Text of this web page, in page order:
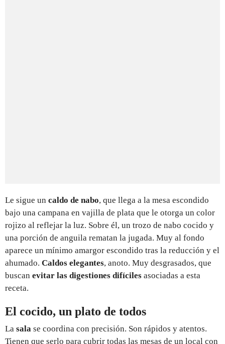
Le sigue un caldo de nabo, que llega a la mesa escondido
bajo una campana en vajilla de plata que le otorga un color
rojizo al reflejar la luz. Sobre él, un trozo de nabo cocido y
una porción de anguila rematan la jugada. Muy al fondo
aparece un mínimo amargor escondido tras la reducción y el
ahumado. Caldos elegantes, anoto. Muy desgrasados, que
buscan evitar las digestiones difíciles asociadas a esta
receta.
El cocido, un plato de todos
La sala se coordina con precisión. Son rápidos y atentos.
Tienen que serlo para cubrir todas las mesas de un local con